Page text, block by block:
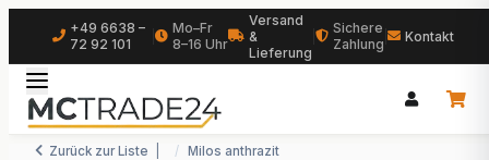
+49 6638 –
72 92 101
Mo–Fr
8–16 Uhr
Versand
&
Lieferung
Sichere
Zahlung
Kontakt
Zurück zur Liste Milos anthrazit